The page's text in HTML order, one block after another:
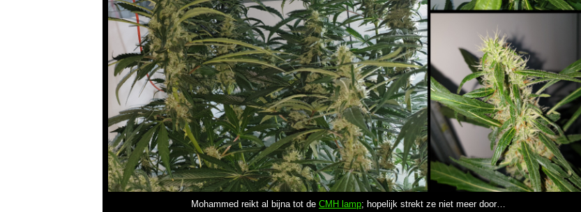
Mohammed reikt al bijna tot de CMH lamp; hopelijk strekt ze niet meer door…